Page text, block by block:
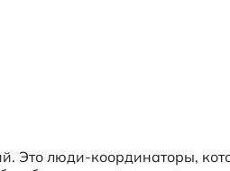
Это люди-координаторы,